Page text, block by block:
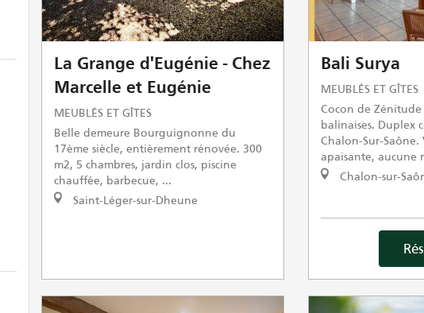
La Grange d'Eugénie - Chez
Marcelle et Eugénie
MEUBLÉS ET GÎTES
Belle demeure Bourguignonne du
17ème siècle, entièrement rénovée. 300
m2, 5 chambres, jardin clos, piscine
chauffée, barbecue, ...
Saint-Léger-sur-Dheune
Bali Surya
MEUBLÉS ET GÎTES
Cocon de
balinaises. Duplex
Chalon-Sur-
apaisante, aucune
Chalon-sur-